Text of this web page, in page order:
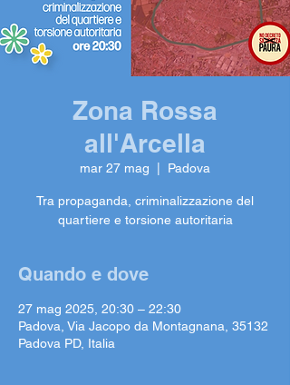
Zona Rossa
all'Arcella
mar 27 mag Padova
Tra propaganda, criminalizzazione del
quartiere e torsione autoritaria
Quando e dove
27 mag 2025, 20:30 – 22:30
Padova, Via Jacopo da Montagnana, 35132
Padova PD, Italia